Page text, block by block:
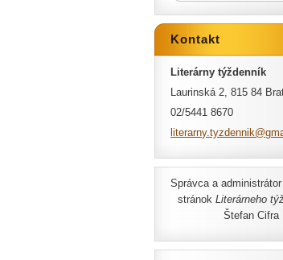
Kontakt
Literárny týždenník
Laurinská 2, 815 84
02/5441 8670
literarny.tyzden
Správca a
stránok Literárneho
Štefan Cifra